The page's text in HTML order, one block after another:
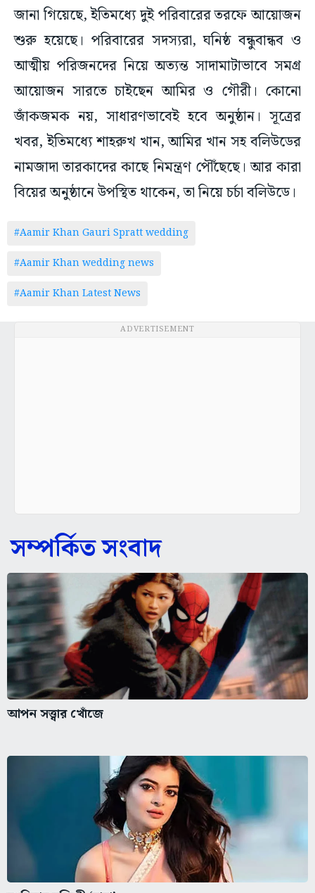
জানা গিয়েছে, ইতিমধ্যে দুই পরিবারের তরফে আয়োজন
শুরু হয়েছে। পরিবারের সদস্যরা, ঘনিষ্ঠ বন্ধুবান্ধব ও
আত্মীয় পরিজনদের নিয়ে অত্যন্ত সাদামাটাভাবে সমগ্র
আয়োজন সারতে চাইছেন আমির ও গৌরী। কোনো
জাঁকজমক নয়, সাধারণভাবেই হবে অনুষ্ঠান। সূত্রের
খবর, ইতিমধ্যে শাহরুখ খান, আমির খান সহ বলিউডের
নামজাদা তারকাদের কাছে নিমন্ত্রণ পৌঁছেছে। আর কারা
বিয়ের অনুষ্ঠানে উপস্থিত থাকেন, তা নিয়ে চর্চা বলিউডে।
#Aamir Khan Gauri Spratt wedding
#Aamir Khan wedding news
#Aamir Khan Latest News
ADVERTISEMENT
সম্পর্কিত সংবাদ
আপন সত্ত্বার খোঁজে